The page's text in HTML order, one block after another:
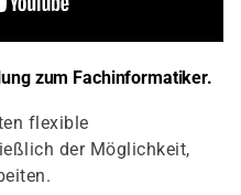
zum Fachinformatiker.
flexible
der Möglichkeit,